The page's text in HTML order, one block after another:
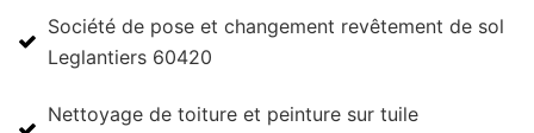
Société de pose et changement revêtement de sol
Leglantiers 60420
Nettoyage de toiture et peinture sur tuile